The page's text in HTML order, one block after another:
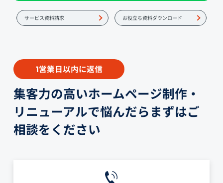
サービス資料請求 お役立ち資料ダウンロード
1営業日以内に返信
集客力の高いホームページ制作・
リニューアルで悩んだらまずはご
相談をください